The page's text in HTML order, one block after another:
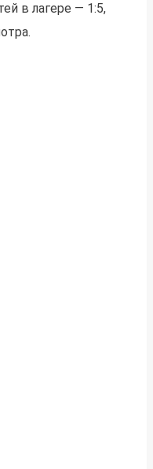
в лагере — 1:5,